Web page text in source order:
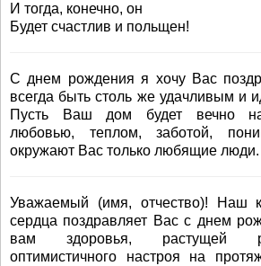
И тогда, конечно, он
Будет счастлив и польщен!
С днем рождения я хочу Вас
всегда быть столь же удачливым и
Пусть Ваш дом будет вечно
любовью, теплом, заботой,
окружают Вас только любящие люди.
Уважаемый (имя, отчество)! Наш
сердца поздравляет Вас с днем
вам здоровья, растущей
оптимистичного настроя на